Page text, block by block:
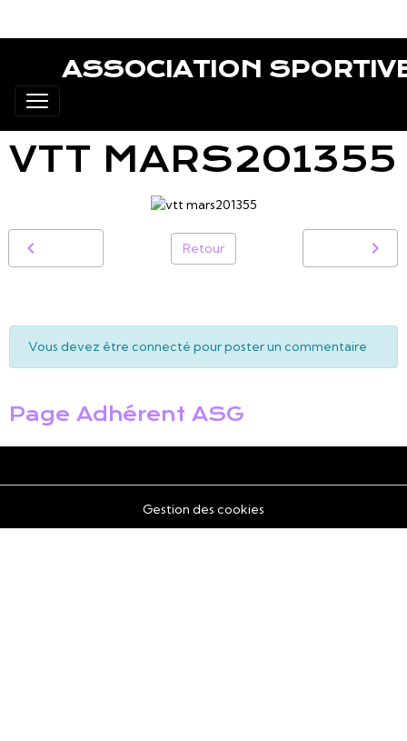
ASSOCIATION
VTT MARS201355
Retour
Vous devez être connecté pour poster un commentaire
Page Adhérent ASG
Gestion des cookies